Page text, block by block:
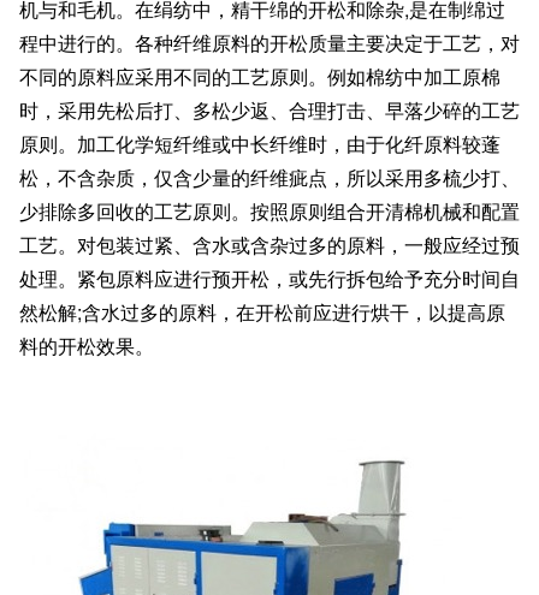
机与和毛机。在绢纺中，精干绵的开松和除杂,是在制绵过
程中进行的。各种纤维原料的开松质量主要决定于工艺，对
不同的原料应采用不同的工艺原则。例如棉纺中加工原棉
时，采用先松后打、多松少返、合理打击、早落少碎的工艺
原则。加工化学短纤维或中长纤维时，由于化纤原料较蓬
松，不含杂质，仅含少量的纤维疵点，所以采用多梳少打、
少排除多回收的工艺原则。按照原则组合开清棉机械和配置
工艺。对包装过紧、含水或含杂过多的原料，一般应经过预
处理。紧包原料应进行预开松，或先行拆包给予充分时间自
然松解;含水过多的原料，在开松前应进行烘干，以提高原
料的开松效果。